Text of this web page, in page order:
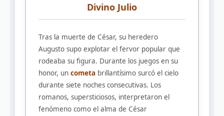
Divino Julio
Tras la muerte de César, su heredero
Augusto supo explotar el fervor popular que
rodeaba su figura. Durante los juegos en su
honor, un cometa brillantísimo surcó el cielo
durante siete noches consecutivas. Los
romanos, supersticiosos, interpretaron el
fenómeno como el alma de César